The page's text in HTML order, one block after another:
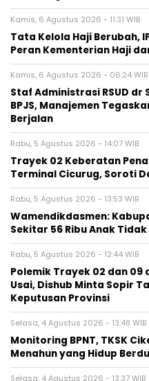
Kamis, 6 Agustus 2026 - 11:31 WIB
Tata Kelola Haji Berubah,
Peran Kementerian Haji
Kamis, 6 Agustus 2026 - 06:24 WIB
Staf Administrasi RSUD dr
BPJS, Manajemen
Berjalan
Rabu, 5 Agustus 2026 - 14:07 WIB
‎Trayek 02 Keberatan
Terminal Cicurug, Soroti
Rabu, 5 Agustus 2026 - 13:53 WIB
Wamendikdasmen:
Sekitar 56 Ribu Anak
Rabu, 5 Agustus 2026 - 12:44 WIB
Polemik Trayek 02 dan 09
Usai, Dishub Minta Sopir
Keputusan Provinsi
Selasa, 4 Agustus 2026 - 13:48 WIB
‎Monitoring BPNT, TKSK
Menahun yang Hidup
Selasa, 4 Agustus 2026 - 13:37 WIB